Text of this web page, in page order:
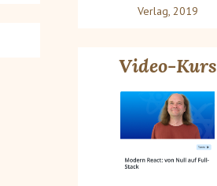
Verlag, 2019
Video-Kurs